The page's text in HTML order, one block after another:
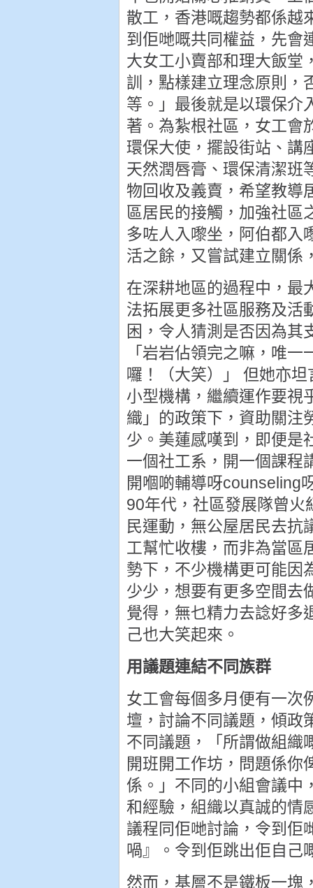
散工，香港嘅趨勢都係越
到佢哋嘅共同權益，先會
大女工小賣部和理大飯堂
訓，點樣建立理念原則，
等。」最後就是以環保介
著。為紮根社區，女工會
環保大使，擺設街站、講
天然潤唇膏、環保清潔班
物回收及義賣，希望教導
區居民的接觸，加強社區
多咗人入嚟坐，阿伯都入
活之餘，又嘗試建立關係
在深耕地區的過程中，最
法拓展更多社區服務及活
困，令人猜測是否因為其
「岩岩佔領完之嘛，唯
囉！（大笑）」 但她亦
小型機構，繼續運作要視
織」的政策下，資助關注
少。美蓮感嘆到，即便是
一個社工系，開一個課程
開嗰啲輔導呀counseling
90年代，社區發展隊曾
民運動，無公屋居民去
工幫忙收樓，而非為當區
勢下，不少機構更可能因
少少，想要有更多空間去
覺得，無乜精力去諗好多
己也大笑起來。
用議題連結不同族群
女工會每個多月便有一次
壇，討論不同議題，傾政
不同議題，「所謂做組織
開班開工作坊，問題係你
係。」不同的小組會議中
和經驗，組織以真誠的情
議程同佢哋討論，令到佢
喎』。令到佢跳出佢自己
然而，基層不是鐵板一塊